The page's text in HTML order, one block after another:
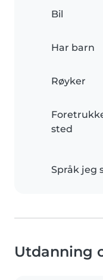
Bil
Har barn
Røyker
sted
Språk jeg
Utdanning